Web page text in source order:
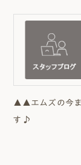
▲▲エムズの今ま
す♪